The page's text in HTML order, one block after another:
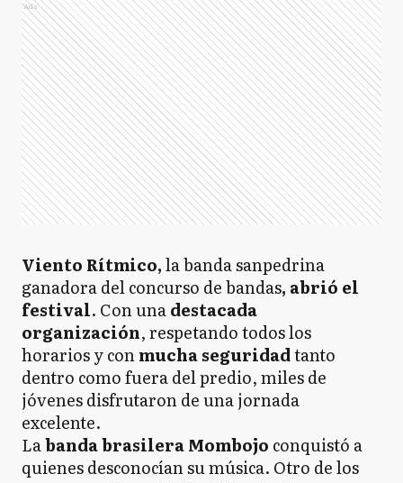
Ads
Viento Rítmico,la banda sanpedrina
ganadora del concurso de bandas, abrió el
festival. Con unadestacada
organización, respetando todos los
horarios y conmucha seguridadtanto
dentro como fuera del predio, miles de
jóvenes disfrutaron de una jornada
excelente.
Labanda brasilera Mombojo conquistó a
quienes desconocían su música. Otro de los